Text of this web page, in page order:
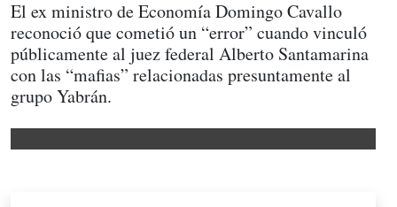
El ex ministro de Economía Domingo Cavallo
reconoció que cometió un “error” cuando vinculó
públicamente al juez federal Alberto Santamarina
con las “mafias” relacionadas presuntamente al
grupo Yabrán.